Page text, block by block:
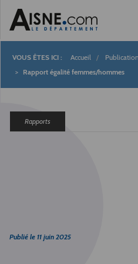
Fil
Accueil
Rapport égalité femmes/hommes
Rapports
Publié le 11 juin 2025